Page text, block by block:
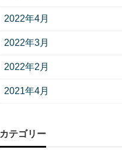
2022年4月
2022年3月
2022年2月
2021年4月
カテゴリー